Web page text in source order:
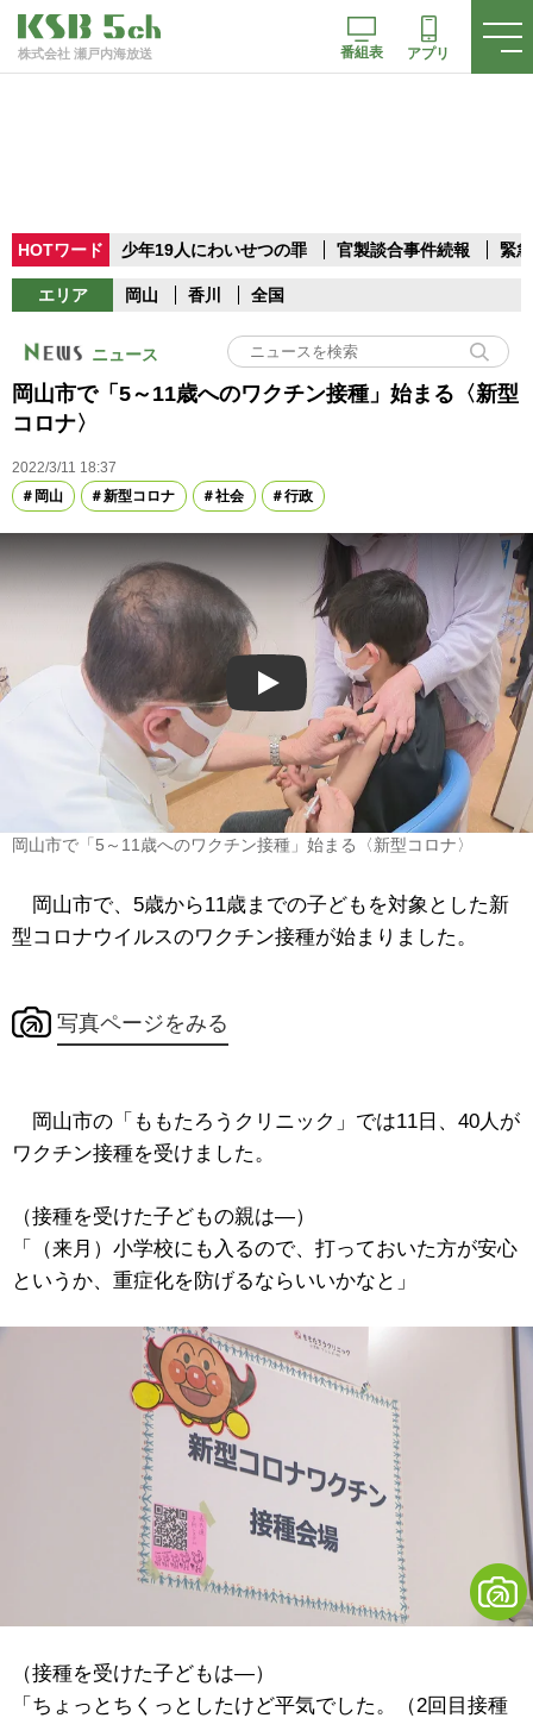
株式会社 瀬戸内海放送 番組表 アプリ
HOTワード 少年19人にわいせつの罪 官製談合事件続報 緊
エリア 岡山 香川 全国
ニュース
岡山市で「5～11歳へのワクチン接種」始まる〈新型
コロナ〉
2022/3/11 18:37
岡山
新型コロナ 社会 行政
Play
岡山市で「5～11歳へのワクチン接種」始まる〈新型コロナ〉
岡山市で、5歳から11歳までの子どもを対象とした新
型コロナウイルスのワクチン接種が始まりました。
写真ページをみる
岡山市の「ももたろうクリニック」では11日、40人が
ワクチン接種を受けました。
（接種を受けた子どもの親は―）
「（来月）小学校にも入るので、打っておいた方が安心
というか、重症化を防げるならいいかなと」
（接種を受けた子どもは―）
「ちょっとちくっとしたけど平気でした。（2回目接種